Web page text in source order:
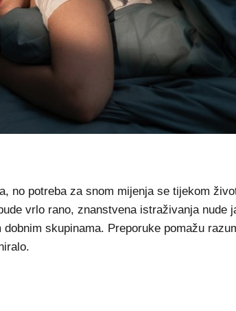
no potreba za snom mijenja se tijekom
vrlo rano, znanstvena istraživanja nude
skupinama. Preporuke pomažu